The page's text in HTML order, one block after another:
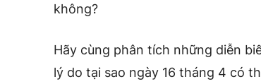
không?
Hãy cùng phân tích những diễn
lý do tại sao ngày 16 tháng 4 có